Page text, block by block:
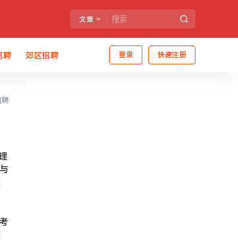
文章
登录 快速注册
聘 郊区招聘
聘